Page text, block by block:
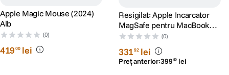
Apple Magic Mouse (2024)
Alb
(0)
41900 lei
Resigilat: Apple Incarcator
MagSafe pentru MacBook
Pro 15" si 17" 85W Alb -
RS125074040-1
(0)
33192 lei
Preț anterior:399 90 lei